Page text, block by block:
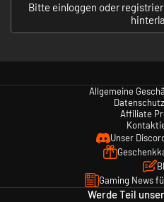
Bitte einloggen oder
Allgemeine
Affiliate
Unser
Gaming News
Werde Teil